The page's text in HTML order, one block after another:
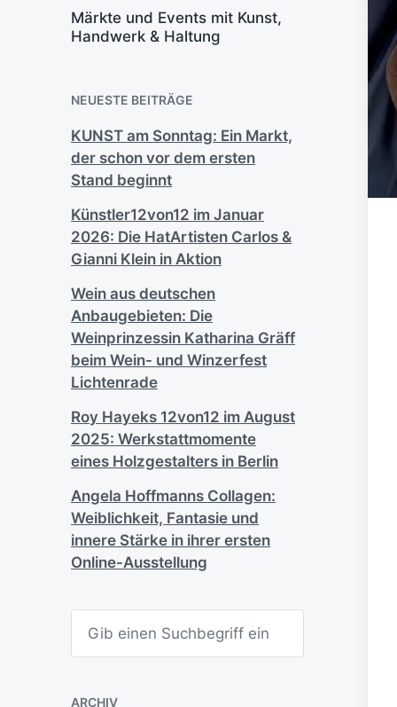
Märkte und Events mit Kunst,
Handwerk & Haltung
NEUESTE BEITRÄGE
KUNST am Sonntag: Ein Markt,
der schon vor dem ersten
Stand beginnt
Künstler12von12 im Januar
2026: Die HatArtisten Carlos &
Gianni Klein in Aktion
Wein aus deutschen
Anbaugebieten: Die
Weinprinzessin Katharina Gräff
beim Wein- und Winzerfest
Lichtenrade
Roy Hayeks 12von12 im August
2025: Werkstattmomente
eines Holzgestalters in Berlin
Angela Hoffmanns Collagen:
Weiblichkeit, Fantasie und
innere Stärke in ihrer ersten
Online-Ausstellung
n
ARCHIV